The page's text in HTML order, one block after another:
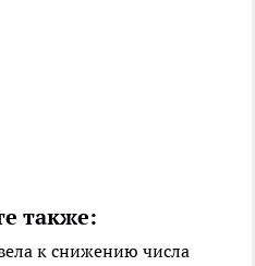
также:
к снижению числа